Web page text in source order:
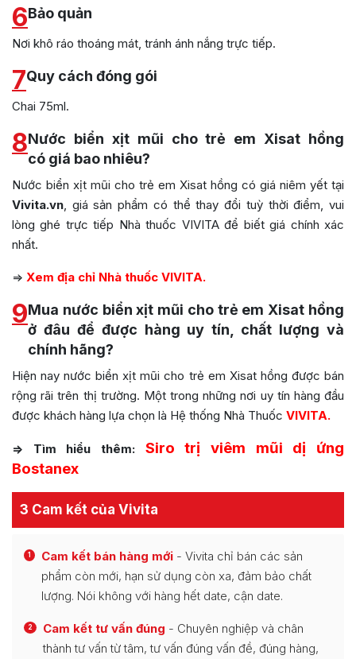
6Bảo quản
Nơi khô ráo thoáng mát, tránh ánh nắng trực tiếp.
7Quy cách đóng gói
Chai 75ml.
8Nước biển xịt mũi cho trẻ em Xisat hồng
có giá bao nhiêu?
Nước biển xịt mũi cho trẻ em Xisat hồng có giá niêm yết tại
Vivita.vn , giá sản phẩm có thể thay đổi tuỳ thời điểm, vui
lòng ghé trực tiếp Nhà thuốc VIVITA để biết giá chính xác
nhất.
=> Xem địa chỉ Nhà thuốc VIVITA.
9Mua nước biển xịt mũi cho trẻ em Xisat hồng
ở đâu để được hàng uy tín, chất lượng và
chính hãng?
Hiện nay nước biển xịt mũi cho trẻ em Xisat hồng được bán
rộng rãi trên thị trường. Một trong những nơi uy tín hàng đầu
được khách hàng lựa chọn là Hệ thống Nhà Thuốc VIVITA.
=> Tìm hiểu thêm: Siro trị viêm mũi dị ứng
Bostanex
3 Cam kết của Vivita
1 Cam kết bán hàng mới - Vivita chỉ bán các sản
phẩm còn mới, hạn sử dụng còn xa, đảm bảo chất
lượng. Nói không với hàng hết date, cận date.
2 Cam kết tư vấn đúng - Chuyên nghiệp và chân
thành tư vấn từ tâm, tư vấn đúng vấn đề, đúng hàng,